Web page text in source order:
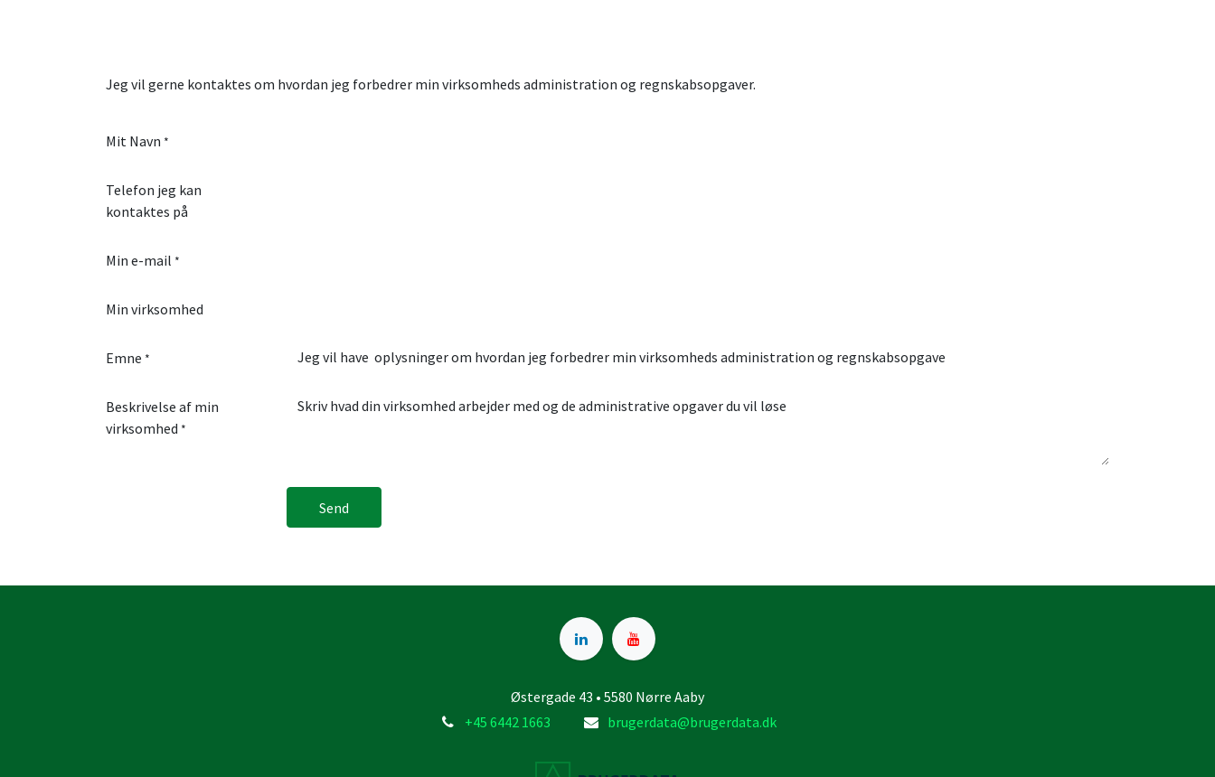
Jeg vil gerne kontaktes om hvordan jeg forbedrer min virksomheds administration og regnskabsopgaver.
Mit Navn *
Telefon jeg kan
kontaktes på
Min e-mail *
Min virksomhed
Emne *
Beskrivelse af min
virksomhed *
Send
Østergade 43 • 5580 Nørre Aaby
+45 6442 1663
brugerdata@brugerdata.dk